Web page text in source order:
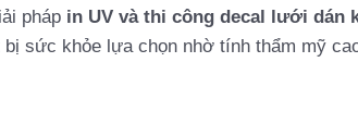
pháp in UV và thi công decal lưới dán
sức khỏe lựa chọn nhờ tính thẩm mỹ